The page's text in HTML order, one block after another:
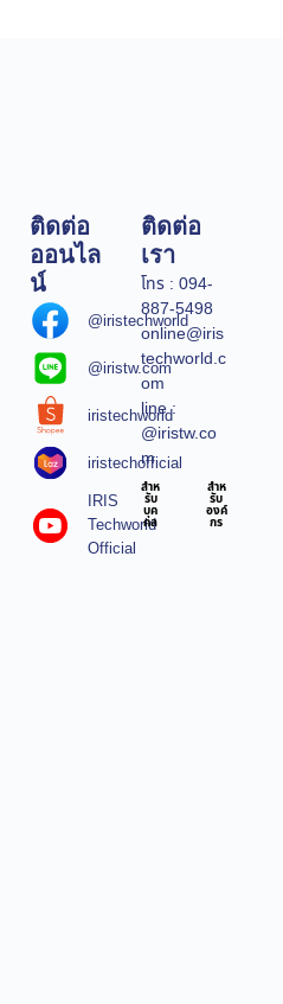
ติดต่อ
ออนไล
น์
@iristechworld
@iristw.com
iristechworld
iristechofficial
IRIS
Techworld
Official
ติดต่อ
เรา
โทร : 094-
887-5498
online@iris
techworld.c
om
line :
@iristw.co
m
สำห
รับ
บุค
คล
สำห
รับ
องค์
กร